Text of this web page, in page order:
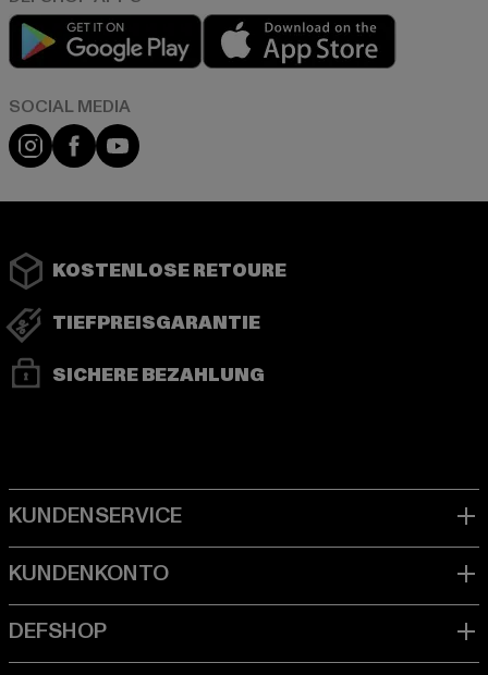
Play market
Instagram
FacebookYouTube
KOSTENLOSE RETOURE
TIEFPREISGARANTIE
SICHERE BEZAHLUNG